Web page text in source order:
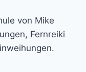
von Mike
Fernreiki